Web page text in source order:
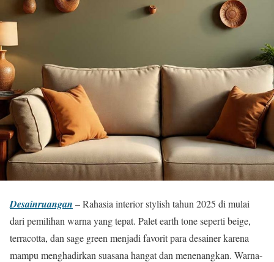
Desainruangan – Rahasia interior stylish tahun 2025 di mulai
dari pemilihan warna yang tepat. Palet earth tone seperti beige,
terracotta, dan sage green menjadi favorit para desainer karena
mampu menghadirkan suasana hangat dan menenangkan. Warna-